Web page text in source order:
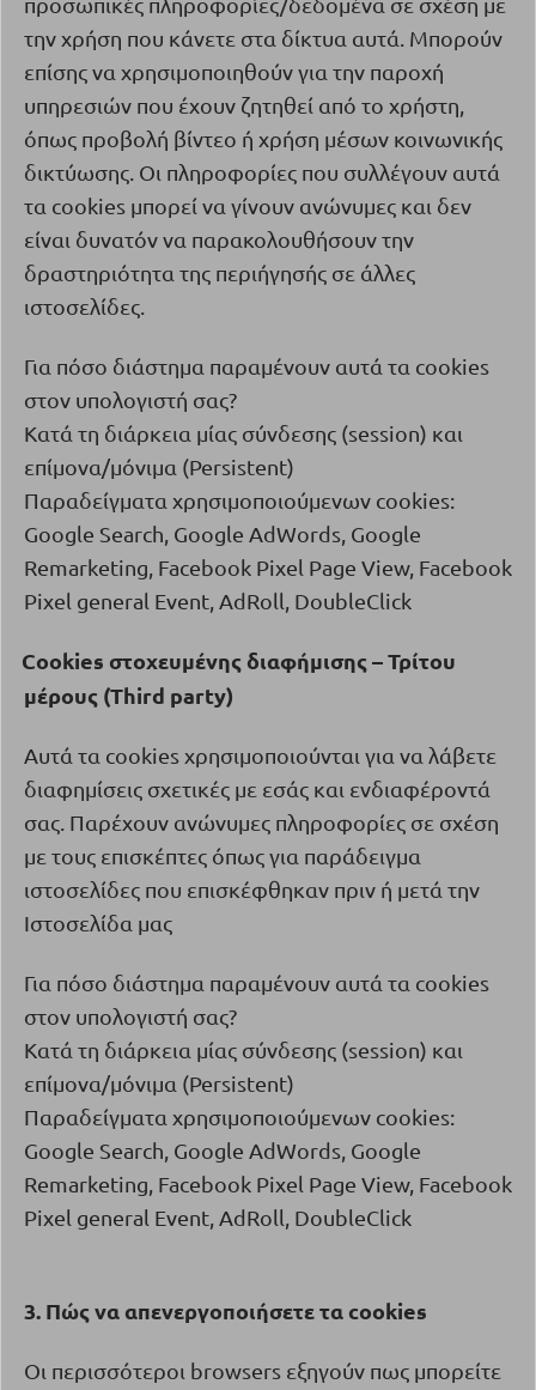
την χρήση που κάνετε στα δίκτυα αυτά. Μπορούν
επίσης να χρησιμοποιηθούν για την παροχή
υπηρεσιών που έχουν ζητηθεί από το χρήστη,
όπως προβολή βίντεο ή χρήση μέσων κοινωνικής
δικτύωσης. Οι πληροφορίες που συλλέγουν αυτά
τα cookies μπορεί να γίνουν ανώνυμες και δεν
είναι δυνατόν να παρακολουθήσουν την
δραστηριότητα της περιήγησής σε άλλες
ιστοσελίδες.
Για πόσο διάστημα παραμένουν αυτά τα cookies
στον υπολογιστή σας?
Κατά τη διάρκεια μίας σύνδεσης (session) και
επίμονα/μόνιμα (Persistent)
Παραδείγματα χρησιμοποιούμενων cookies:
Google Search, Google AdWords, Google
Remarketing, Facebook Pixel Page View, Facebook
Pixel general Event, AdRoll, DoubleClick
Cookies στοχευμένης διαφήμισης – Τρίτου
μέρους (Third party)
Αυτά τα cookiesχρησιμοποιούνται για να λάβετε
διαφημίσεις σχετικές με εσάς και ενδιαφέροντά
σας. Παρέχουν ανώνυμες πληροφορίες σε σχέση
με τους επισκέπτες όπως για παράδειγμα
ιστοσελίδες που επισκέφθηκαν πριν ή μετά την
Ιστοσελίδα μας
Για πόσο διάστημα παραμένουν αυτά τα cookies
στον υπολογιστή σας?
Κατά τη διάρκεια μίας σύνδεσης (session) και
επίμονα/μόνιμα (Persistent)
Παραδείγματα χρησιμοποιούμενων cookies:
Google Search, Google AdWords, Google
Remarketing, Facebook Pixel Page View, Facebook
Pixel general Event, AdRoll, DoubleClick
3. Πώς να απενεργοποιήσετε ταcookies
Οι περισσότεροι browsers εξηγούν πως μπορείτε